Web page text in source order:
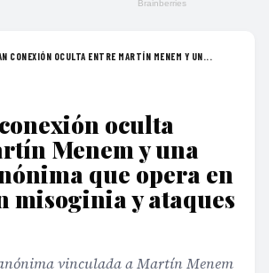
CONEXIÓN OCULTA ENTRE MARTÍN MENEM Y UN...
oculta
Menem y una
que opera en
misoginia y ataques
vinculada a Martín Menem